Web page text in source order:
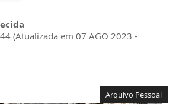
(Atualizada em 07 AGO 2023 -
Arquivo Pessoal